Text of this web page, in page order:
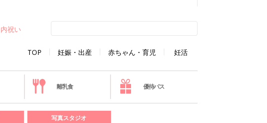
TOP 妊娠・出産 赤ちゃん・育児 妊活
内祝い
離乳食 優待パス
写真スタジオ